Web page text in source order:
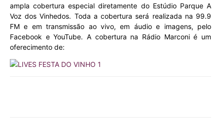
ampla cobertura especial diretamente do Estúdio Parque A
Voz dos Vinhedos. Toda a cobertura será realizada na 99.9
FM e em transmissão ao vivo, em áudio e imagens, pelo
Facebook e YouTube. A cobertura na Rádio Marconi é um
oferecimento de: